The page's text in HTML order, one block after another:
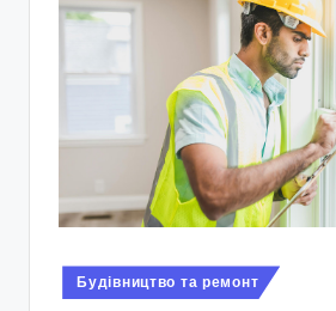
Опубліковано
у
Будівництво та ремонт